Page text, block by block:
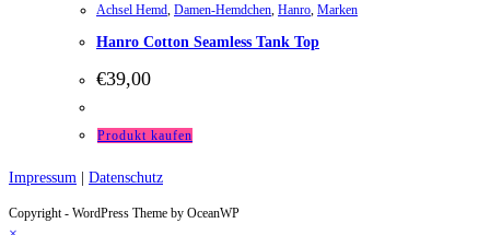
Achsel Hemd Damen-Hemdchen Hanro Marken
Hanro Cotton Seamless Tank Top
€39,00
Produkt kaufen
Impressum Datenschutz
Copyright - WordPress Theme by OceanWP